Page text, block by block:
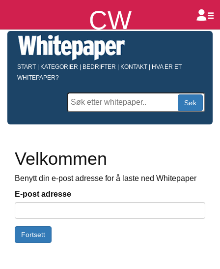
CW
START KATEGORIER BEDRIFTER KONTAKT
HVA ER ET
WHITEPAPER?
Søk
Velkommen
Benytt din e-post adresse for å laste ned Whitepaper
E-post adresse
Fortsett